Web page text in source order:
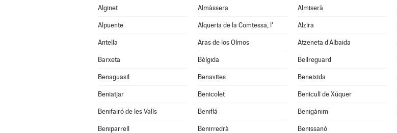
Alginet Almàssera Almiserà
Alpuente Alqueria de la Comtessa, l' Alzira
Antella Aras de los Olmos Atzeneta d'Albaida
Barxeta Bèlgida Bellreguard
Benaguasil Benavites Beneixida
Beniatjar Benicolet Benicull de Xúquer
Benifairó de les Valls Beniflá Benigànim
Beniparrell Benirredrà Benissanó